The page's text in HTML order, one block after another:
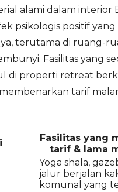
alami dalam interior
psikologis positif
terutama di ruang-
Fasilitas yang
di properti retreat
tarif
Fasilitas yang
tarif & lama
Yoga shala,
jalur berjalan
komunal yang